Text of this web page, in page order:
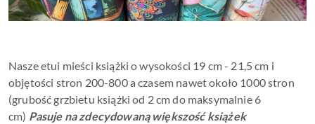
Nasze etui mieści książki o wysokości 19 cm - 21,5 cm i
objętości stron 200-800 a czasem nawet około 1000 stron
(grubość grzbietu książki od 2 cm do maksymalnie 6
cm) Pasuje na zdecydowaną większość książek